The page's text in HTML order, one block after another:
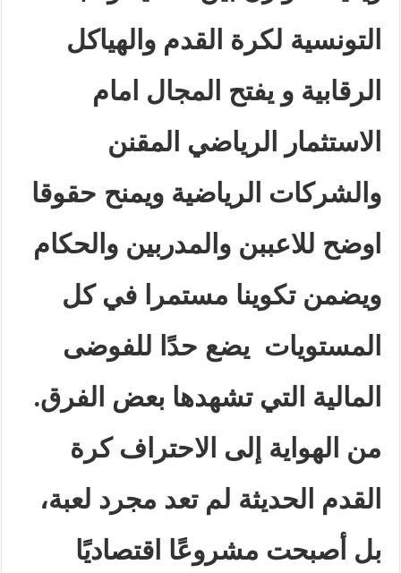
التونسية لكرة القدم والهياكل
الرقابية و يفتح المجال امام
الاستثمار الرياضي المقنن
والشركات الرياضية ويمنح حقوقا
اوضح للاعببن والمدربين والحكام
ويضمن تكوينا مستمرا في كل
المستويات يضع حدًا للفوضى
المالية التي تشهدها بعض الفرق.
من الهواية إلى الاحتراف كرة
القدم الحديثة لم تعد مجرد لعبة،
بل أصبحت مشروعًا اقتصاديًا